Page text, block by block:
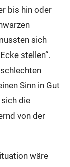
bis hin oder
sich
stellen“.
Sinn in Gut
die
von der
wäre